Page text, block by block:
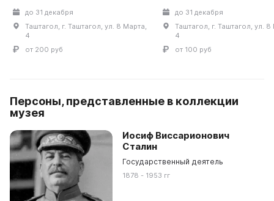
до 31 декабря
Таштагол, г. Таштагол, ул. 8 Марта,
4
от 200 руб
до 31 декабря
Таштагол, г. Таштагол, ул. 8
4
от 100 руб
Персоны, представленные в коллекции
музея
Иосиф Виссарионович
Сталин
Государственный деятель
1878 - 1953 гг